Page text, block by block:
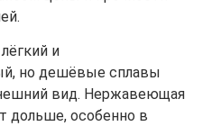
и
но дешёвые сплавы
вид. Нержавеющая
дольше, особенно в